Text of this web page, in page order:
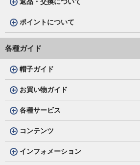
ポイントについて
各種ガイド
帽子ガイド
お買い物ガイド
各種サービス
コンテンツ
インフォメーション